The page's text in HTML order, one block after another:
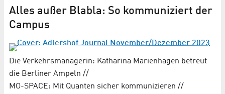
Alles außer Blabla: So kommuniziert der
Campus
Die Verkehrsmanagerin: Katharina Marienhagen betreut
die Berliner Ampeln //
MO-SPACE: Mit Quanten sicher kommunizieren //